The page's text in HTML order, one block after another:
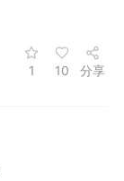
1 10 分享